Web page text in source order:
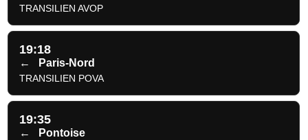
TRANSILIEN AVOP
19:18
← Paris-Nord
TRANSILIEN POVA
19:35
← Pontoise